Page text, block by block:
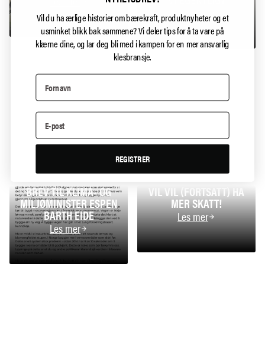
Les mer
BREV TIL KLIMA- OG
MILJØMINISTER ESPEN
BARTH EIDE
Les mer
VIL VIL (FORTSATT) HA
MER SKATT!
Les mer
Vil du ha ærlige historier om bærekraft, produktnyheter og et
usminket blikk bak sømmene?Vi deler tips for å ta vare på
klærne dine, og lar deg bli med i kampen for en mer ansvarlig
klesbransje.
REGISTRER